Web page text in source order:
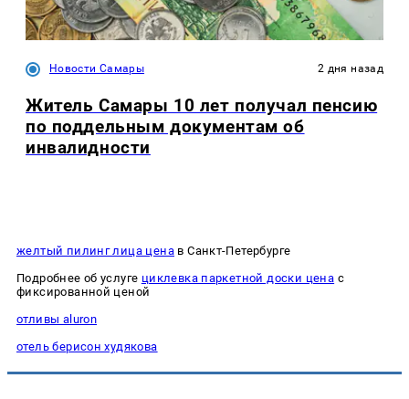
Новости Самары 2 дня назад
Житель Самары 10 лет получал пенсию
по поддельным документам об
инвалидности
желтый пилинг лица ценав Санкт-Петербурге
Подробнее об услуге циклевка паркетной доски цена с
фиксированной ценой
отливы aluron
отель берисон худякова